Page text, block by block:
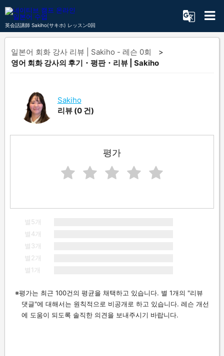
英会話講師 Sakiho(サキホ) レッスン0回
일본어 회화 강사 리뷰 | Sakiho - 레슨 0회
영어 회화 강사의 후기・평판・리뷰 | Sakiho
Sakiho
리뷰 (0 건)
평가
별5개
별4개
별3개
별2개
별1개
평가는 최근 100건의 평균을 채택하고 있습니다. 별 1개의 "리뷰
댓글"에 대해서는 원칙적으로 비공개로 하고 있습니다. 레슨 개선
에 도움이 되도록 솔직한 의견을 보내주시기 바랍니다.